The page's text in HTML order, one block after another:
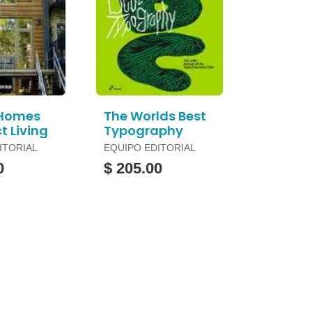
Living
The Worlds Best
Typography
EQUIPO EDITORIAL
$ 205.00